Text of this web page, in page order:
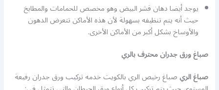
يوجد أيضا دهان قشر البيض وهو مخصص للحمامات والمطابخ
حيث أنه يتم تنظيفه بسهولة لأن هذه الأماكن تتعرض الدهون
والأوساخ بشكل أكبر من الأماكن الأخرى.
صباغ ورق جدران محترف بالري
صباغ الريصباغ رخيص الري بالكويت خدمه تركيب ورق جدران رفيعة